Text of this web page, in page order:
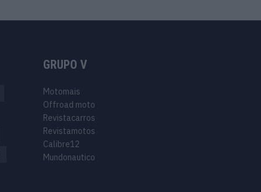
GRUPO V
Motomais
Offroad moto
Revistacarros
Revistamotos
Calibre12
Mundonautico